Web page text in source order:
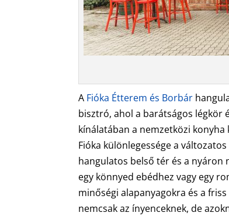
A Fióka Étterem és Borbár
bisztró, ahol a barátságos légkör
kínálatában a nemzetközi
Fióka különlegessége a
hangulatos belső tér és a nyáron
egy könnyed ebédhez vagy egy
minőségi alapanyagokra és a
nemcsak az ínyenceknek, de